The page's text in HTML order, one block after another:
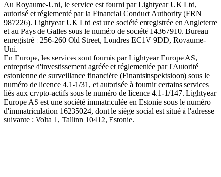
Au Royaume-Uni, le service est fourni par Lightyear UK Ltd,
autorisé et réglementé par la Financial Conduct Authority (FRN
987226). Lightyear UK Ltd est une société enregistrée en Angleterre
et au Pays de Galles sous le numéro de société 14367910. Bureau
enregistré : 256-260 Old Street, Londres EC1V 9DD, Royaume-
Uni.
En Europe, les services sont fournis par Lightyear Europe AS,
entreprise d'investissement agréée et réglementée par l'Autorité
estonienne de surveillance financière (Finantsinspektsioon) sous le
numéro de licence 4.1-1/31, et autorisée à fournir certains services
liés aux crypto-actifs sous le numéro de licence 4.1-1/147. Lightyear
Europe AS est une société immatriculée en Estonie sous le numéro
d'immatriculation 16235024, dont le siège social est situé à l'adresse
suivante : Volta 1, Tallinn 10412, Estonie.